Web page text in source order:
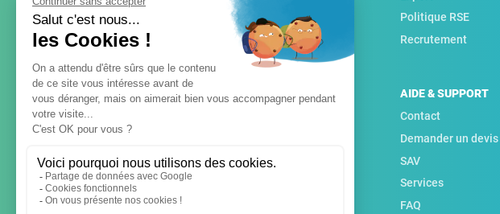
Politique RSE
Recrutement
AIDE & SUPPORT
Contact
Demander un devis
SAV
Services
FAQ